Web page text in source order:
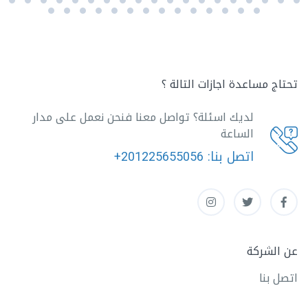
تحتاج مساعدة اجازات التالة ؟
لديك اسئلة؟ تواصل معنا فنحن نعمل على مدار
الساعة
اتصل بنا: +201225655056
عن الشركة
اتصل بنا